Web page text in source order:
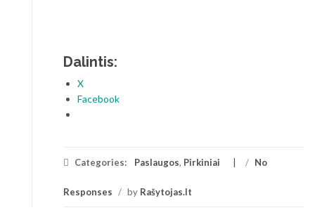
Dalintis:
X
Facebook
Categories: Paslaugos, Pirkiniai / No
Responses / by Rašytojas.lt